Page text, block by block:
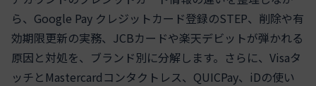
ら、Google Pay クレジットカード登録のSTEP、削除や有
効期限更新の実務、JCBカードや楽天デビットが弾かれる
原因と対処を、ブランド別に分解します。さらに、Visaタ
ッチとMastercardコンタクトレス、QUICPay、iDの使い